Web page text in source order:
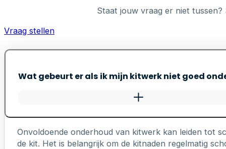
Staat jouw vraag er niet tussen?
Vraag stellen
Wat gebeurt er als ik mijn kitwerk niet goed
Onvoldoende onderhoud van kitwerk kan leiden tot
de kit. Het is belangrijk om de kitnaden regelmatig